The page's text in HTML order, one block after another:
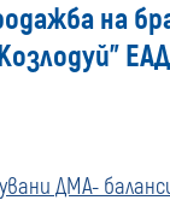
на
ЕАД
ДМА-